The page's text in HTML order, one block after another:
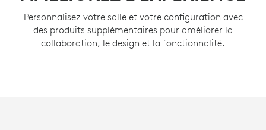
des solutions préconfigurées pour les salles Microsoft
Teams sous Android ou Zoom Rooms, comme options
de déploiement alternatives pour les salles axées sur la
Personnalisez votre salle et votre configuration avec
des produits supplémentaires pour améliorer la
collaboration, le design et la fonctionnalité.